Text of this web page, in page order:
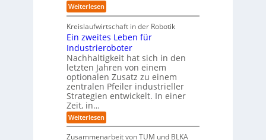
a
s
b
e
i
i
c
h
t
-
e
u
r
o
p
i
s
c
n
t
i
e
r
u
n
g
A
I
n
S
A
P
:
W
i
e
s
u
b
Weiterlesen:
T
e
n
d
A
I
-
R
e
p
r
t
Kreislaufwirtschaft in der Robotik
Ein zweites Leben für
Industrieroboter
Nachhaltigkeit hat sich in den
letzten Jahren von einem
optionalen Zusatz zu einem
zentralen Pfeiler industrieller
Strategien entwickelt. In einer
Zeit, in…
Weiterlesen:
E
Zusammenarbeit von TUM und BLKA